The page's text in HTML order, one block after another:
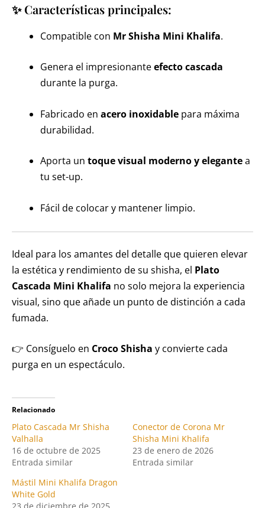
✨ Características principales:
Compatible con Mr Shisha Mini Khalifa.
Genera el impresionanteefecto cascada
durante la purga.
Fabricado en acero inoxidable para máxima
durabilidad.
Aporta un toque visual moderno y elegantea
tu set-up.
Fácil de colocar y mantener limpio.
Ideal para los amantes del detalle que quieren elevar
la estética y rendimiento de su shisha, el Plato
Cascada Mini Khalifa no solo mejora la experiencia
visual, sino que añade un punto de distinción a cada
fumada.
👉 Consíguelo en Croco Shisha y convierte cada
purga en un espectáculo.
Relacionado
Plato Cascada Mr Shisha
Valhalla
16 de octubre de 2025
Entrada similar
Conector de Corona Mr
Shisha Mini Khalifa
23 de enero de 2026
Entrada similar
Mástil Mini Khalifa Dragon
White Gold